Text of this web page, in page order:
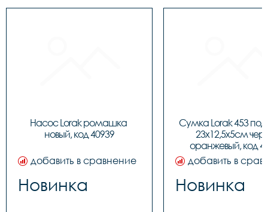
Насос Lorak ромашка
новый, код 40939
добавить в сравнение
Новинка
Сумка Lorak 453
23х12,5х5см
оранжевый, код
добавить в
Новинка